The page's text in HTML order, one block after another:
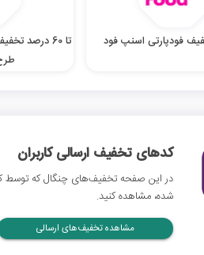
تا 60 درصد
کدهای تخفیف ارسالی کاربران
در این صفحه تخفیف‌های چنگال که توسط
شده، مشاهده کنید.
مشاهده تخفیف‌های ارسالی